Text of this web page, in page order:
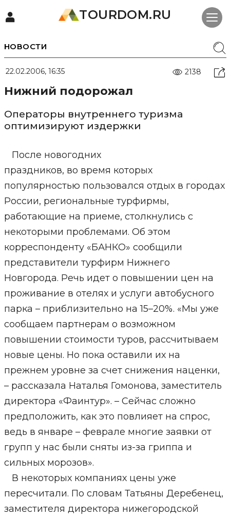
TOURDOM.RU
НОВОСТИ
22.02.2006, 16:35 2138
Нижний подорожал
Операторы внутреннего туризма
оптимизируют издержки
После новогодних
праздников, во время которых
популярностью пользовался отдых в городах
России, региональные турфирмы,
работающие на приеме, столкнулись с
некоторыми проблемами. Об этом
корреспонденту «БАНКО» сообщили
представители турфирм Нижнего
Новгорода. Речь идет о повышении цен на
проживание в отелях и услуги автобусного
парка – приблизительно на 15–20%. «Мы уже
сообщаем партнерам о возможном
повышении стоимости туров, рассчитываем
новые цены. Но пока оставили их на
прежнем уровне за счет снижения наценки,
– рассказала Наталья Гомонова, заместитель
директора «Фаинтур». – Сейчас сложно
предположить, как это повлияет на спрос,
ведь в январе – феврале многие заявки от
групп у нас были сняты из-за гриппа и
сильных морозов».
В некоторых компаниях цены уже
пересчитали. По словам Татьяны Деребенец,
заместителя директора нижегородской